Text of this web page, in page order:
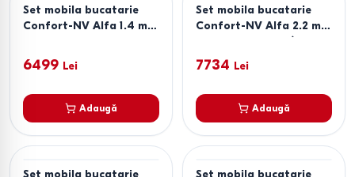
Set mobila bucatarie
Confort-NV Alfa 1.4 m
6499 Lei
Adaugă
Set mobila bucatarie
Confort-NV Alfa 2.2 m
Nymphaea Alba / Surf
Blue
7734 Lei
Adaugă
Set mobila bucatarie
Set mobila bucatarie